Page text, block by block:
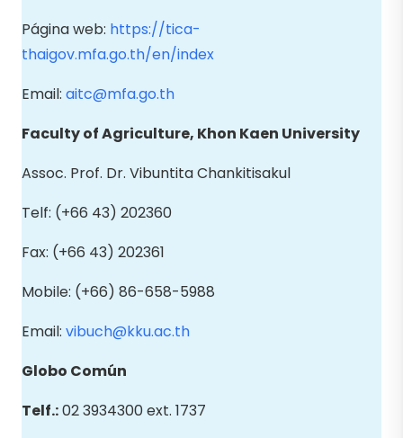
Página web: https://tica-
thaigov.mfa.go.th/en/index
Email: aitc@mfa.go.th
Faculty of Agriculture, Khon Kaen University
Assoc. Prof. Dr. Vibuntita Chankitisakul
Telf: (+66 43) 202360
Fax: (+66 43) 202361
Mobile: (+66) 86-658-5988
Email: vibuch@kku.ac.th
Globo Común
Telf.:02 3934300 ext. 1737